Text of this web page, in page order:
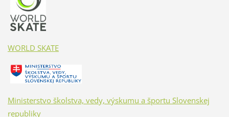
WORLD SKATE
Ministerstvo školstva, vedy, výskumu a športu Slovenskej
republiky